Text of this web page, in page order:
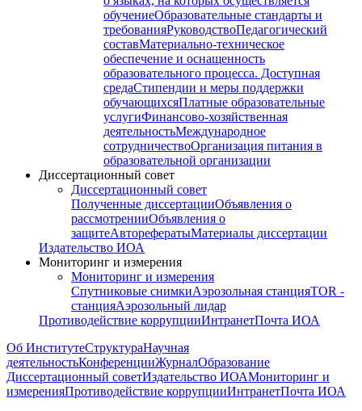
обучениеОбразовательные стандарты и
требованияРуководствоПедагогический
составМатериально-техническое
обеспечение и оснащенность
образовательного процесса. Доступная
средаСтипендии и меры поддержки
обучающихсяПлатные образовательные
услугиФинансово-хозяйственная
деятельностьМеждународное
сотрудничествоОрганизация питания в
образовательной организации
Диссертационный совет
Диссертационный совет
Полученные диссертацииОбъявления о
рассмотренииОбъявления о
защитеАвторефератыМатериалы диссертации
Издательство ИОА
Мониторинг и измерения
Мониторинг и измерения
Спутниковые снимкиАэрозольная станцияTOR -
станцияАэрозольный лидар
Противодействие коррупцииИнтранетПочта ИОА
Об ИнститутеСтруктураНаучная
деятельностьКонференцииЖурналОбразование
Диссертационный советИздательство ИОАМониторинг и
измеренияПротиводействие коррупцииИнтранетПочта ИОА